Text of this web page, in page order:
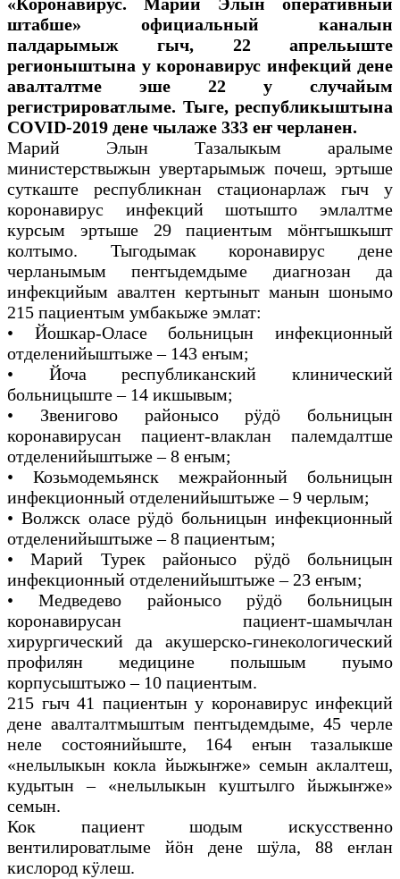
штабше» официальный каналын
палдарымыж гыч, 22 апрельыште
регионыштына у коронавирус инфекций дене
авалталтме эше 22 у случайым
регистрироватлыме. Тыге, республикыштына
COVID-2019 дене чылаже 333 еҥ черланен.
Марий Элын Тазалыкым аралыме
министерствыжын увертарымыж почеш, эртыше
суткаште республикнан стационарлаж гыч у
коронавирус инфекций шотышто эмлалтме
курсым эртыше 29 пациентым мӧҥгышкышт
колтымо. Тыгодымак коронавирус дене
черланымым пеҥгыдемдыме диагнозан да
инфекцийым авалтен кертыныт манын шонымо
215 пациентым умбакыже эмлат:
• Йошкар-Оласе больницын инфекционный
отделенийыштыже – 143 еҥым;
• Йоча республиканский клинический
больницыште – 14 икшывым;
• Звенигово районысо рӱдӧ больницын
коронавирусан пациент-влаклан палемдалтше
отделенийыштыже – 8 еҥым;
• Козьмодемьянск межрайонный больницын
инфекционный отделенийыштыже – 9 черлым;
• Волжск оласе рӱдӧ больницын инфекционный
отделенийыштыже – 8 пациентым;
• Марий Турек районысо рӱдӧ больницын
инфекционный отделенийыштыже – 23 еҥым;
• Медведево районысо рӱдӧ больницын
коронавирусан пациент-шамычлан
хирургический да акушерско-гинекологический
профилян медицине полышым пуымо
корпусыштыжо – 10 пациентым.
215 гыч 41 пациентын у коронавирус инфекций
дене авалталтмыштым пеҥгыдемдыме, 45 черле
неле состоянийыште, 164 еҥын тазалыкше
«нелылыкын кокла йыжыҥже» семын аклалтеш,
кудытын – «нелылыкын куштылго йыжыҥже»
семын.
Кок пациент шодым искусственно
вентилироватлыме йӧн дене шӱла, 88 еҥлан
кислород кӱлеш.